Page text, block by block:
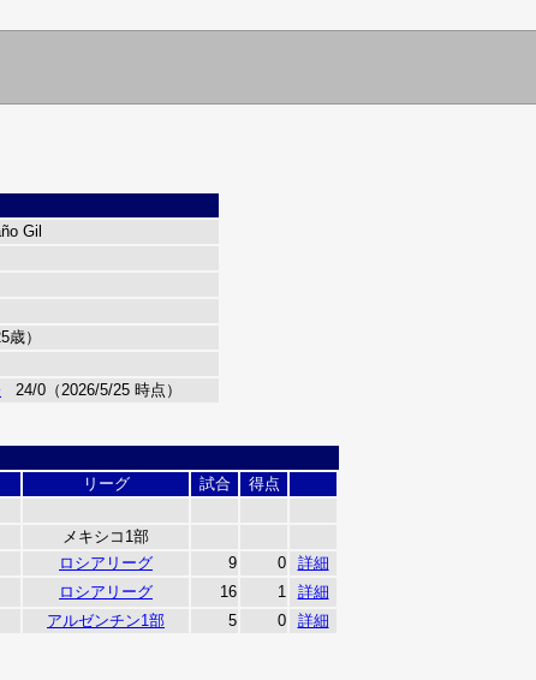
Gil
）
24/0（2026/5/25 時点）
リーグ 試合
得点
メキシコ1部
ロシアリーグ 9 0
詳細
ロシアリーグ 16 1
詳細
アルゼンチン1部 5 0 詳細